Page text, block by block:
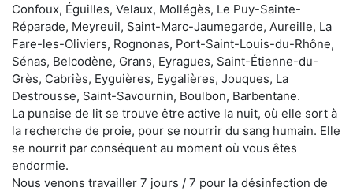
Confoux, Éguilles, Velaux, Mollégès, Le Puy-Sainte-
Réparade, Meyreuil, Saint-Marc-Jaumegarde, Aureille, La
Fare-les-Oliviers, Rognonas, Port-Saint-Louis-du-Rhône,
Sénas, Belcodène, Grans, Eyragues, Saint-Étienne-du-
Grès, Cabriès, Eyguières, Eygalières, Jouques, La
Destrousse, Saint-Savournin, Boulbon, Barbentane.
La punaise de lit se trouve être active la nuit, où elle sort à
la recherche de proie, pour se nourrir du sang humain. Elle
se nourrit par conséquent au moment où vous êtes
endormie.
Nous venons travailler 7 jours / 7 pour la désinfection de